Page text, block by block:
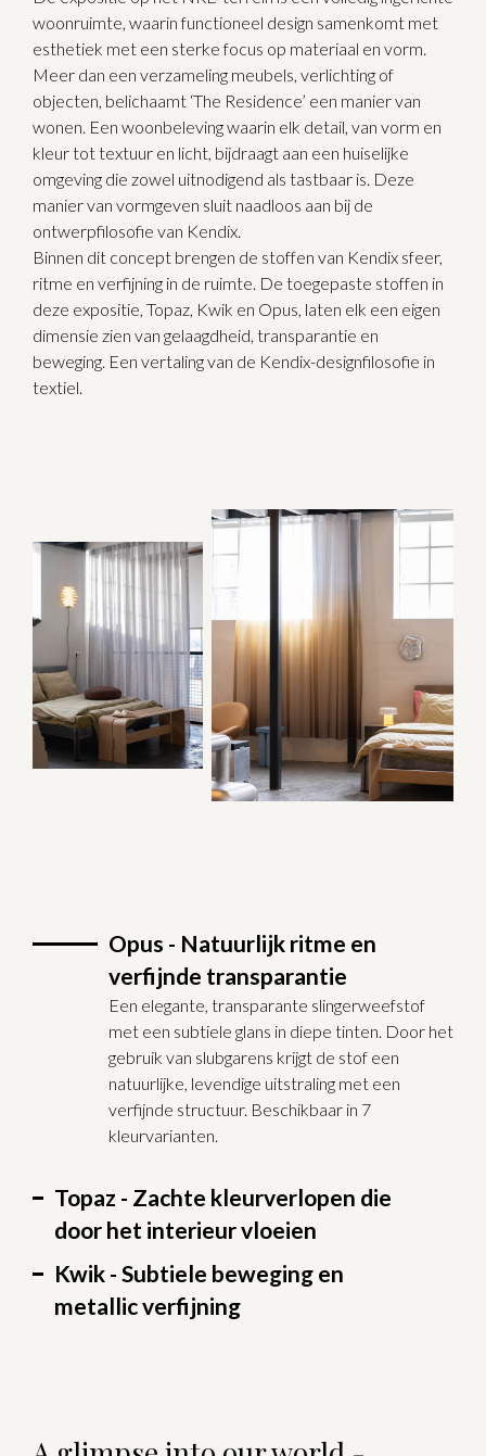
woonruimte, waarin functioneel design samenkomt met
esthetiek met een sterke focus op materiaal en vorm.
Meer dan een verzameling meubels, verlichting of
objecten, belichaamt ‘The Residence’ een manier van
wonen. Een woonbeleving waarin elk detail, van vorm en
kleur tot textuur en licht, bijdraagt aan een huiselijke
omgeving die zowel uitnodigend als tastbaar is. Deze
manier van vormgeven sluit naadloos aan bij de
ontwerpfilosofie van Kendix.
Binnen dit concept brengen de stoffen van Kendix sfeer,
ritme en verfijning in de ruimte. De toegepaste stoffen in
deze expositie, Topaz, Kwik en Opus, laten elk een eigen
dimensie zien van gelaagdheid, transparantie en
beweging. Een vertaling van de Kendix-designfilosofie in
textiel.
Opus - Natuurlijk ritme en
verfijnde transparantie
Een elegante, transparante slingerweefstof
met een subtiele glans in diepe tinten. Door het
gebruik van slubgarens krijgt de stof een
natuurlijke, levendige uitstraling met een
verfijnde structuur. Beschikbaar in 7
kleurvarianten.
Topaz - Zachte kleurverlopen die
door het interieur vloeien
Kwik - Subtiele beweging en
metallic verfijning